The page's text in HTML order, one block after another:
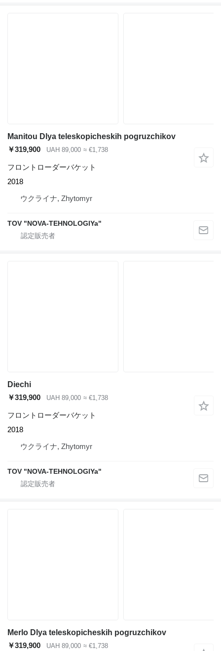
Manitou Dlya teleskopicheskih pogruzchikov
￥319,900
UAH 89,000 ≈ €1,738
フロントローダーバケット
2018
ウクライナ, Zhytomyr
TOV "NOVA-TEHNOLOGIYa"
Diechi
￥319,900
UAH 89,000 ≈ €1,738
フロントローダーバケット
2018
ウクライナ, Zhytomyr
TOV "NOVA-TEHNOLOGIYa"
Merlo Dlya teleskopicheskih pogruzchikov
￥319,900
UAH 89,000 ≈ €1,738